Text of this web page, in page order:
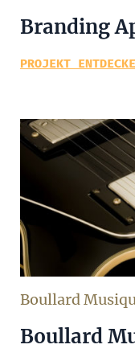
Branding
PROJEKT
Boullard
Boullard